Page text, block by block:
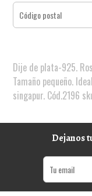
Dije de plata-925.
Tamaño pequeño.
singapur. Cód.2196
Dejanos